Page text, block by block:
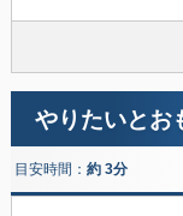
やりたいとお
目安時間： 約 3分